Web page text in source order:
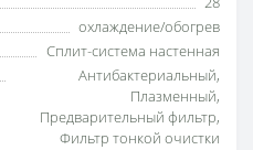
охлаждение/обогрев
Сплит-система настенная
Антибактериальный,
Плазменный,
Предварительный фильтр,
Фильтр тонкой очистки